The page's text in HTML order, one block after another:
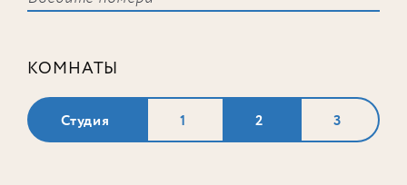
КОМНАТЫ
Студия 1 2 3